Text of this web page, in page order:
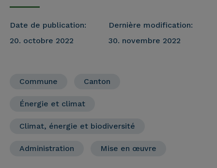
Date de publication:
20. octobre 2022
Dernière modification:
30. novembre 2022
Commune Canton
Énergie et climat
Climat, énergie et biodiversité
Administration Mise en œuvre